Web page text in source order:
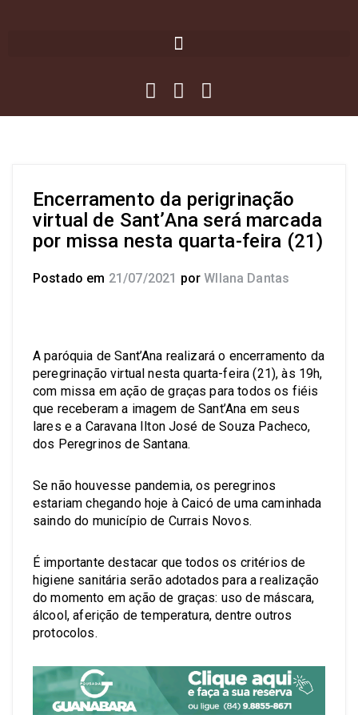
Encerramento da perigrinação
virtual de Sant’Ana será marcada
por missa nesta quarta-feira (21)
Postado em 21/07/2021 por Wllana Dantas
A paróquia de Sant’Ana realizará o encerramento da
peregrinação virtual nesta quarta-feira (21), às 19h,
com missa em ação de graças para todos os fiéis
que receberam a imagem de Sant’Ana em seus
lares e a Caravana Ilton José de Souza Pacheco,
dos Peregrinos de Santana.
Se não houvesse pandemia, os peregrinos
estariam chegando hoje à Caicó de uma caminhada
saindo do município de Currais Novos.
É importante destacar que todos os critérios de
higiene sanitária serão adotados para a realização
do momento em ação de graças: uso de máscara,
álcool, aferição de temperatura, dentre outros
protocolos.